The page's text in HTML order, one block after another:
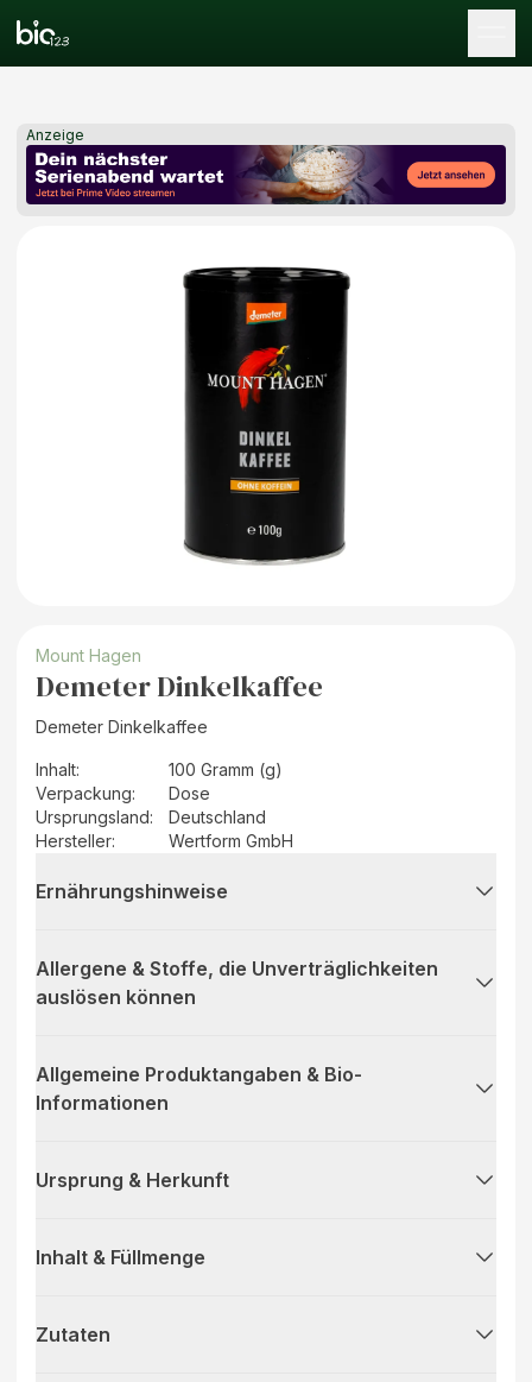
Anzeige
Mount Hagen
Demeter Dinkelkaffee
Demeter Dinkelkaffee
Inhalt:
100 Gramm (g)
Verpackung:
Dose
Ursprungsland:
Deutschland
Hersteller: Wertform GmbH
Ernährungshinweise
Allergene & Stoffe, die Unverträglichkeiten
auslösen können
Allgemeine Produktangaben & Bio-
Informationen
Ursprung & Herkunft
Inhalt & Füllmenge
Zutaten